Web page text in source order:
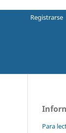
Registrarse
Para